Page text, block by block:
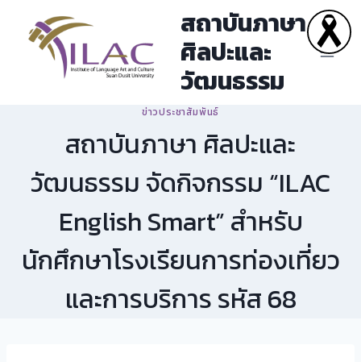
content
สถาบันภาษา
ศิลปะและ
วัฒนธรรม
ข่าวประชาสัมพันธ์
สถาบันภาษา ศิลปะและ
วัฒนธรรม จัดกิจกรรม “ILAC
English Smart” สำหรับ
นักศึกษาโรงเรียนการท่องเที่ยว
และการบริการ รหัส 68